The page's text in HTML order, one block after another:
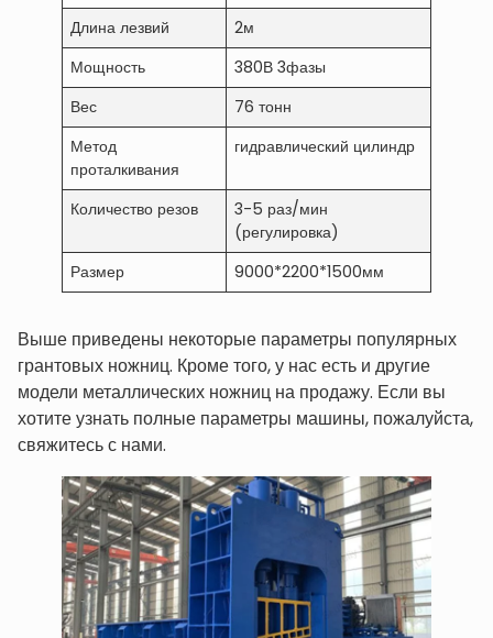
Длина лезвий
2м
Мощность
380В 3фазы
Вес
76 тонн
Метод
проталкивания
гидравлический цилиндр
Количество резов
3-5 раз/мин
(регулировка)
Размер
9000*2200*1500мм
Выше приведены некоторые параметры популярных
грантовых ножниц. Кроме того, у нас есть и другие
модели металлических ножниц на продажу. Если вы
хотите узнать полные параметры машины, пожалуйста,
свяжитесь с нами.